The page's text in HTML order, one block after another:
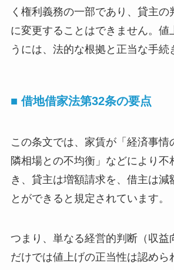
く権利義務の一部であり、貸主の
に変更することはできません。値
うには、法的な根拠と正当な手続
■ 借地借家法第32条の要点
この条文では、家賃が「経済事情
隣相場との不均衡」などにより不
き、貸主は増額請求を、借主は減
とができると規定されています。
つまり、単なる経営的判断（収益
だけでは値上げの正当性は認めら